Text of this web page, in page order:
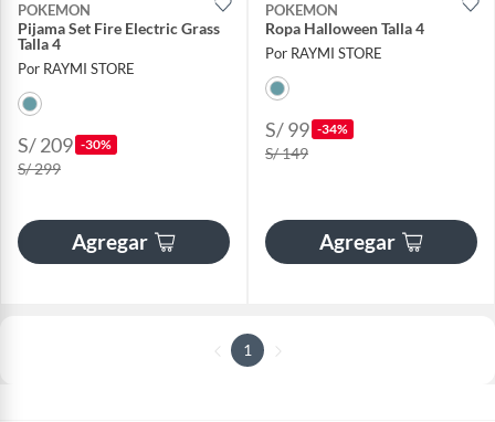
POKEMON
Pijama Set Fire Electric Grass
Talla 4
Por RAYMI STORE
S/ 209 -30%
S/ 299
Agregar
POKEMON
Ropa Halloween Talla 4
Por RAYMI STORE
S/ 99 -34%
S/ 149
Agregar
1